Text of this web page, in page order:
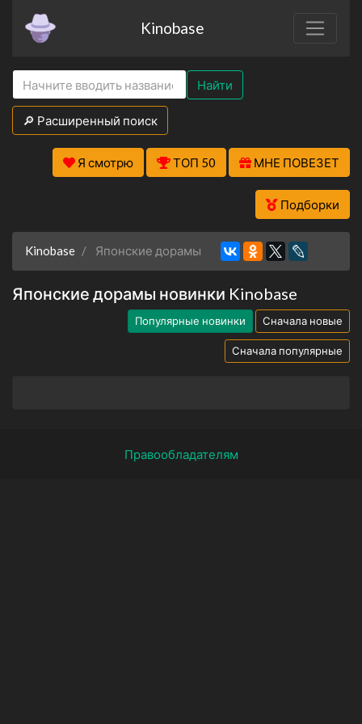
Kinobase
Найти
🔎 Расширенный поиск
Я смотрю ТОП 50 МНЕ ПОВЕЗЕТ
Подборки
Kinobase Японские дорамы
Японские дорамы новинки Kinobase
Популярные новинки Сначала новые
Сначала популярные
Правообладателям